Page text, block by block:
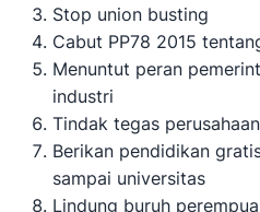
Stop union busting
Cabut PP78 2015
Menuntut peran
industri
Tindak tegas
Berikan pendidikan
sampai universitas
Lindung buruh